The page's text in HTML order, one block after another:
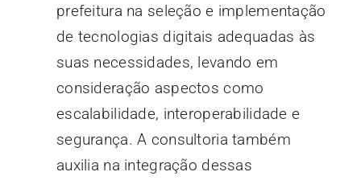
prefeitura na seleção e implementação
de tecnologias digitais adequadas às
suas necessidades, levando em
consideração aspectos como
escalabilidade, interoperabilidade e
segurança. A consultoria também
auxilia na integração dessas